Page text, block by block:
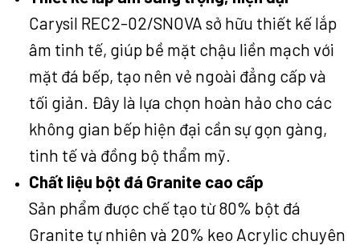
Carysil REC2-02/SNOVA sở hữu thiết kế lắp
âm tinh tế, giúp bề mặt chậu liền mạch với
mặt đá bếp, tạo nên vẻ ngoài đẳng cấp và
tối giản. Đây là lựa chọn hoàn hảo cho các
không gian bếp hiện đại cần sự gọn gàng,
tinh tế và đồng bộ thẩm mỹ.
Chất liệu bột đá Granite cao cấp
Sản phẩm được chế tạo từ 80% bột đá
Granite tự nhiên và 20% keo Acrylic chuyên